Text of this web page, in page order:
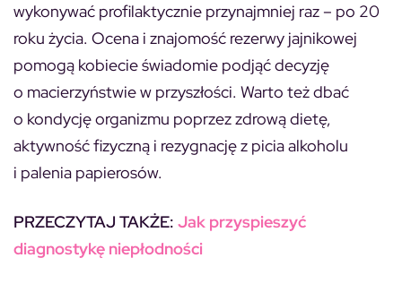
wykonywać profilaktycznie przynajmniej raz – po 20
roku życia. Ocena i znajomość rezerwy jajnikowej
pomogą kobiecie świadomie podjąć decyzję
o macierzyństwie w przyszłości. Warto też dbać
o kondycję organizmu poprzez zdrową dietę,
aktywność fizyczną i rezygnację z picia alkoholu
i palenia papierosów.
PRZECZYTAJ TAKŻE: Jak przyspieszyć
diagnostykę niepłodności